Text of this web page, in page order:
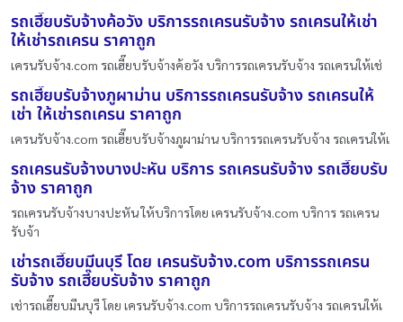
รถเฮี๊ยบรับจ้างค้อวัง บริการรถเครนรับจ้าง รถเครนให้เช่า
ให้เช่ารถเครน ราคาถูก
เครนรับจ้าง.com รถเฮี๊ยบรับจ้างค้อวัง บริการรถเครนรับจ้าง รถเครนให้เช่
รถเฮี๊ยบรับจ้างภูผาม่าน บริการรถเครนรับจ้าง รถเครนให้
เช่า ให้เช่ารถเครน ราคาถูก
เครนรับจ้าง.com รถเฮี๊ยบรับจ้างภูผาม่าน บริการรถเครนรับจ้าง รถเครนให้เ
รถเครนรับจ้างบางปะหัน บริการ รถเครนรับจ้าง รถเฮี๊ยบรับ
จ้าง ราคาถูก
รถเครนรับจ้างบางปะหัน ให้บริการโดย เครนรับจ้าง.com บริการ รถเครน
รับจ้า
เช่ารถเฮี๊ยบมีนบุรี โดย เครนรับจ้าง.com บริการรถเครน
รับจ้าง รถเฮี๊ยบรับจ้าง ราคาถูก
เช่ารถเฮี๊ยบมีนบุรี โดย เครนรับจ้าง.com บริการรถเครนรับจ้าง รถเครนให้เ